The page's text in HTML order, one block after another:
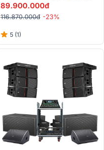
A618SN)
89.900.000đ
116.870.000đ -23%
5 (1)